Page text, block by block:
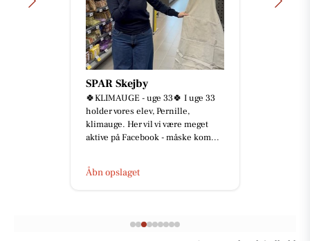
SPAR Skejby
🍀KLIMAUGE - uge 33🍀 I uge 33
holder vores elev, Pernille,
klimauge. Her vil vi være meget
aktive på Facebook - måske kom...
Åbn opslaget